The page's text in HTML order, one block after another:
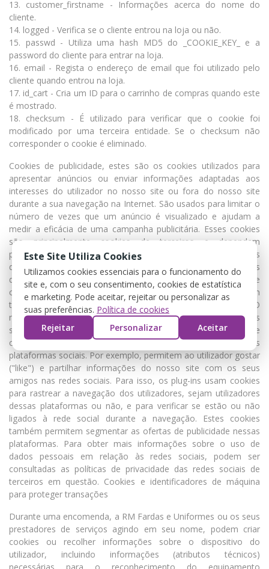
13. customer_firstname - Informações acerca do nome do
cliente.
14. logged - Verifica se o cliente entrou na loja ou não.
15. passwd - Utiliza uma hash MD5 do _COOKIE_KEY_ e a
password do cliente para entrar na loja.
16. email - Regista o endereço de email que foi utilizado pelo
cliente quando entrou na loja.
17. id_cart - Cria um ID para o carrinho de compras quando este
é mostrado.
18. checksum - É utilizado para verificar que o cookie foi
modificado por uma terceira entidade. Se o checksum não
corresponder o cookie é eliminado.
Cookies de publicidade, estes são os cookies utilizados para
apresentar anúncios ou enviar informações adaptadas aos
interesses do utilizador no nosso site ou fora do nosso site
durante a sua navegação na Internet. São usados para limitar o
número de vezes que um anúncio é visualizado e ajudam a
medir a eficácia de uma campanha publicitária. Esses cookies
são principalmente cookies de terceiros e dependem
principalmente das agências de publicidade. Cookies e plug-ins
de redes sociais (botões sociais) Estes cookies sociais
destinam-se a permitir que os utilizadores partilhem páginas e
conteúdos através de redes sociais de terceiros. Permitem
também segmentar a oferta de publicidade nas redes sociais. O
nosso site também usa plug-ins ou botões sociais. Os plug-ins
sociais tornam possível facilitar a partilha de páginas e
conteúdos do site https://rmfardaseuniformes.pt nas diversas
plataformas sociais. Por exemplo, permitem ao utilizador gostar
("like") e partilhar informações do nosso site com os seus
amigos nas redes sociais. Para isso, os plug-ins usam cookies
para rastrear a navegação dos utilizadores, sejam utilizadores
dessas plataformas ou não, e para verificar se estão ou não
ligados à rede social durante a navegação. Estes cookies
também permitem segmentar as ofertas de publicidade nessas
plataformas. Para obter mais informações sobre o uso de
dados pessoais em relação às redes sociais, podem ser
consultadas as políticas de privacidade das redes sociais de
terceiros em questão. Cookies e identificadores de máquina
para proteger transações
Durante uma encomenda, a RM Fardas e Uniformes ou os seus
prestadores de serviços agindo em seu nome, podem criar
cookies ou recolher informações sobre o dispositivo do
utilizador, incluindo informações (atributos técnicos)
Este Site Utiliza Cookies
Utilizamos cookies essenciais para o funcionamento do
site e, com o seu consentimento, cookies de estatística
e marketing. Pode aceitar, rejeitar ou personalizar as
suas preferências. Política de cookies
Rejeitar
Personalizar Aceitar